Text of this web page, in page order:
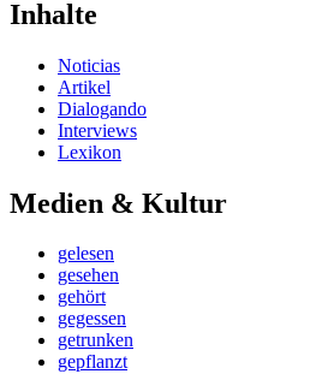
Inhalte
Noticias
Artikel
Dialogando
Interviews
Lexikon
Medien & Kultur
gelesen
gesehen
gehört
gegessen
getrunken
gepflanzt